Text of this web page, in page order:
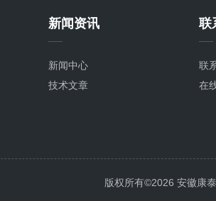
新闻资讯
新闻中心
技术文章
联
联
在
版权所有©2026 安徽康